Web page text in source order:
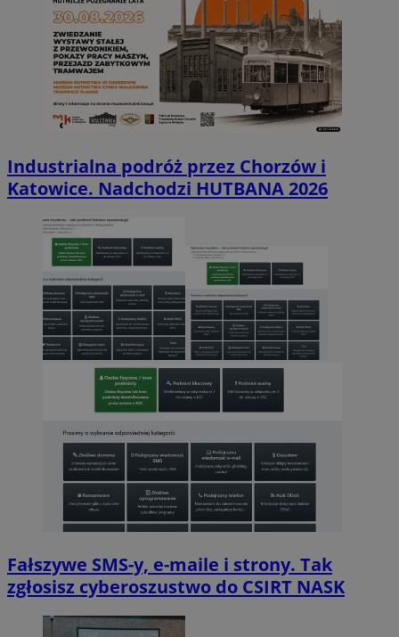
Industrialna podróż przez Chorzów i
Katowice. Nadchodzi HUTBANA 2026
Fałszywe SMS-y, e-maile i strony. Tak
zgłosisz cyberoszustwo do CSIRT NASK